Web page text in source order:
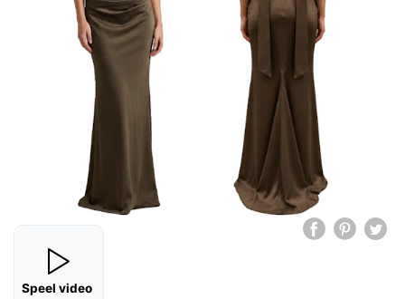
Speel video